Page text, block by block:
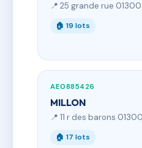
📍 25 grande rue
🏠 19 lots
AE0885426
MILLON
📍 11 r des barons
🏠 17 lots